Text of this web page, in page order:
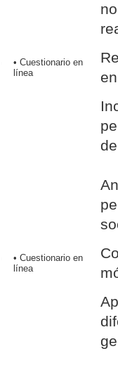
• Cuestionario en
línea
• Cuestionario en
línea